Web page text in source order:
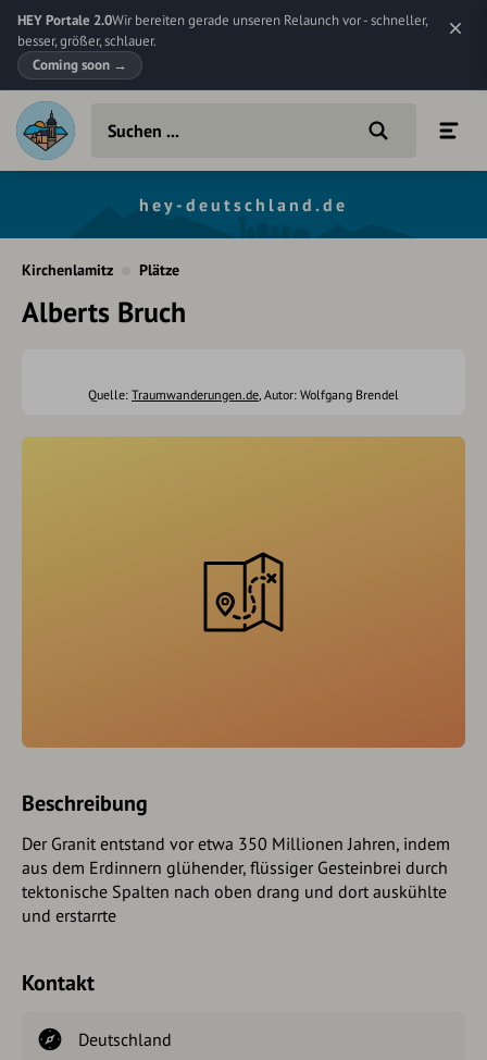
HEY Portale 2.0Wir bereiten gerade unseren Relaunch vor - schneller,
besser, größer, schlauer.
Coming soon →
hey-deutschland.de
Kirchenlamitz Plätze
Alberts Bruch
Quelle: Traumwanderungen.de, Autor: Wolfgang Brendel
Beschreibung
Der Granit entstand vor etwa 350 Millionen Jahren, indem
aus dem Erdinnern glühender, flüssiger Gesteinbrei durch
tektonische Spalten nach oben drang und dort auskühlte
und erstarrte
Kontakt
Deutschland